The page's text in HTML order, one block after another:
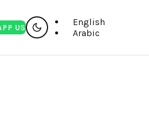
US
English
Arabic